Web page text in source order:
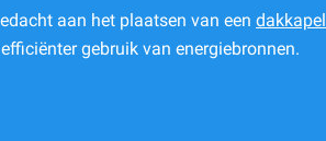
aan het plaatsen van een dakkapel
gebruik van energiebronnen.